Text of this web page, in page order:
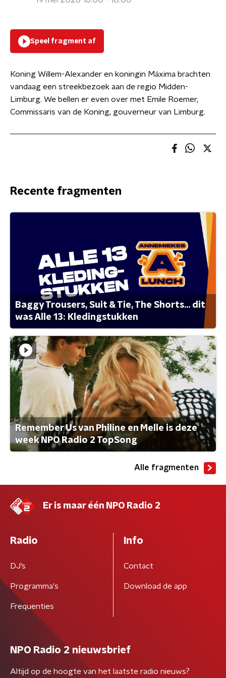
Speel fragment af
Koning Willem-Alexander en koningin Máxima brachten
vandaag een streekbezoek aan de regio Midden-
Limburg. We bellen er even over met Emile Roemer,
Commissaris van de Koning, gouverneur van Limburg.
Recente fragmenten
Baggy Trousers, Suit & Tie, The Shorts... dit
was Alle 13: Kledingstukken
Remember Us van Philine en Melle is deze
week NPO Radio 2 TopSong
Alle fragmenten
Er is maar één NPO Radio 2
Radio
DJ’s
Programma's
Frequenties
Info
Contact
Download de app
NPO Radio 2 nieuwsbrief
Altijd op de hoogte van het laatste radio nieuws?